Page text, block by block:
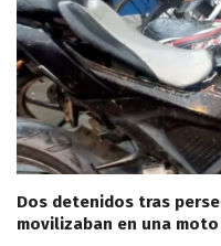
Dos detenidos tras
movilizaban en una